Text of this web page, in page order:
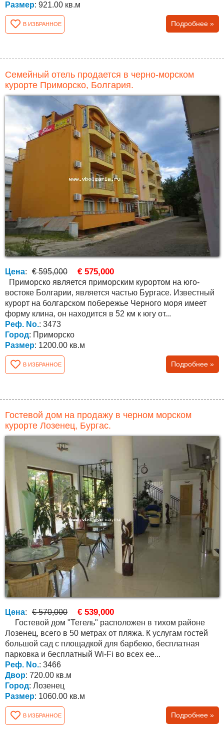
Размер: 921.00 кв.м
В ИЗБРАННОЕ Подробнее »
Семейный отель продается в черно-морском
курорте Приморско, Болгария.
Цена: € 595,000 € 575,000
Приморско является приморским курортом на юго-
востоке Болгарии, является частью Бургасе. Известный
курорт на болгарском побережье Черного моря имеет
форму клина, он находится в 52 км к югу от...
Реф. No.: 3473
Город: Приморско
Размер: 1200.00 кв.м
В ИЗБРАННОЕ Подробнее »
Гостевой дом на продажу в черном морском
курорте Лозенец, Бургас.
Цена: € 570,000 € 539,000
Лозенец, всего в 50 метрах от пляжа. К услугам гостей
большой сад с площадкой для барбекю, бесплатная
парковка и бесплатный Wi-Fi во всех ее...
Реф. No.: 3466
Двор: 720.00 кв.м
Город: Лозенец
Размер: 1060.00 кв.м
В ИЗБРАННОЕ Подробнее »